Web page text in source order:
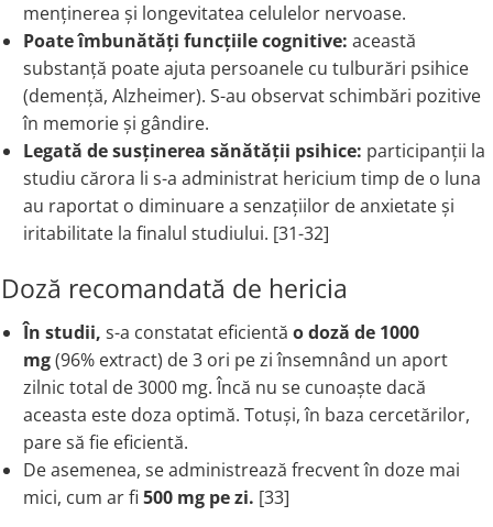
menținerea și longevitatea celulelor nervoase.
Poate îmbunătăți funcțiile cognitive: această
substanță poate ajuta persoanele cu tulburări psihice
(demență, Alzheimer). S-au observat schimbări pozitive
în memorie și gândire.
Legată de susținerea sănătății psihice: participanții la
studiu cărora li s-a administrat hericium timp de o luna
au raportat o diminuare a senzațiilor de anxietate și
iritabilitate la finalul studiului. [31-32]
Doză recomandată de hericia
În studii, s-a constatat eficientă o doză de 1000
mg(96% extract) de 3 ori pe zi însemnând un aport
zilnic total de 3000 mg. Încă nu se cunoaște dacă
aceasta este doza optimă. Totuși, în baza cercetărilor,
pare să fie eficientă.
De asemenea, se administrează frecvent în doze mai
mici, cum ar fi 500 mg pe zi. [33]